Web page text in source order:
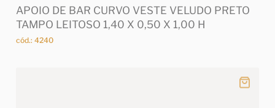
APOIO DE BAR CURVO VESTE VELUDO PRETO
TAMPO LEITOSO 1,40 X 0,50 X 1,00 H
cód.: 4240